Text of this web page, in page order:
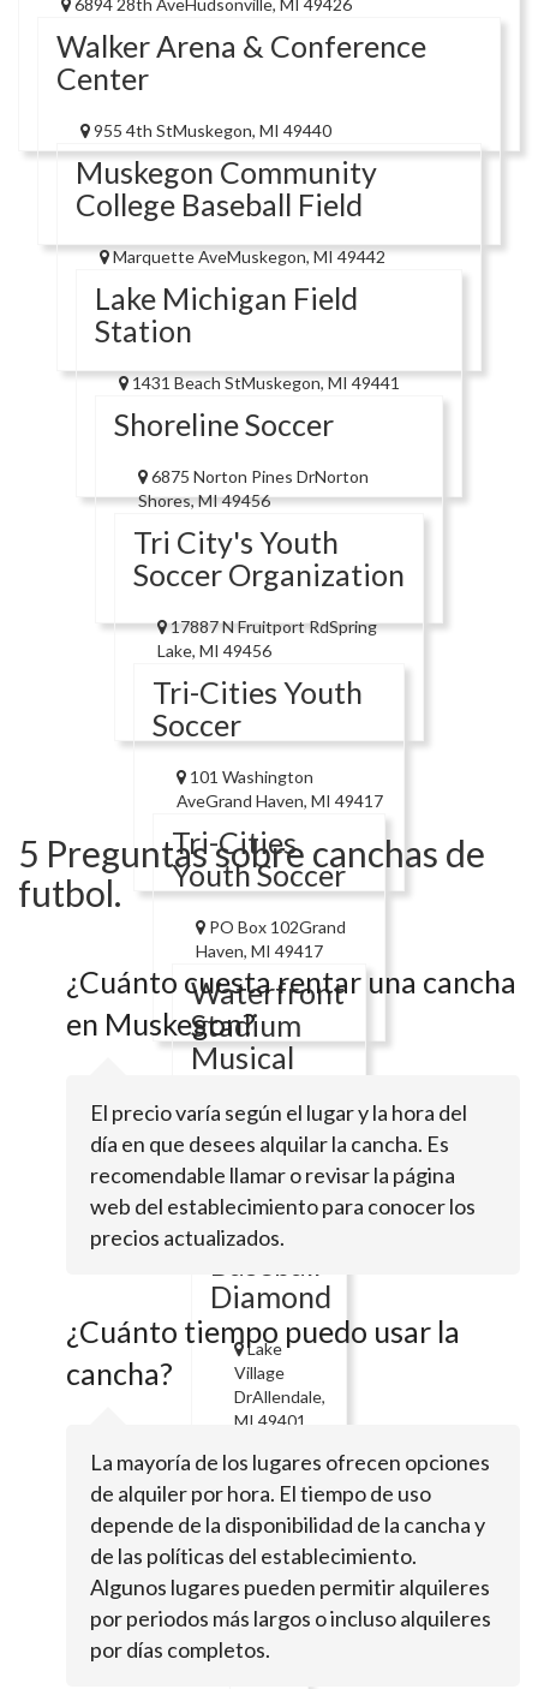
6894 28th AveHudsonville, MI 49426
Walker Arena & Conference
Center
955 4th StMuskegon, MI 49440
Muskegon Community
College Baseball Field
Marquette AveMuskegon, MI 49442
Lake Michigan Field
Station
1431 Beach StMuskegon, MI 49441
Shoreline Soccer
6875 Norton Pines DrNorton
Shores, MI 49456
Tri City's Youth
Soccer Organization
17887 N Fruitport RdSpring
Lake, MI 49456
Tri-Cities Youth
Soccer
101 Washington
AveGrand Haven, MI 49417
Tri-Cities
Youth Soccer
PO Box 102Grand
Haven, MI 49417
Waterfront
Stadium
Musical
1 N Harbor
DrGrand Haven,
MI 49417
Laker
Diamond
Lake
Village
DrAllendale,
MI 49401
Berlin
Raceway
2060
Berlin
Fair
DrMarne,
MI
5 Preguntas sobre canchas de
futbol.
¿Cuánto cuesta rentar una cancha
en Muskegon?
El precio varía según el lugar y la hora del
día en que desees alquilar la cancha. Es
recomendable llamar o revisar la página
web del establecimiento para conocer los
precios actualizados.
¿Cuánto tiempo puedo usar la
cancha?
La mayoría de los lugares ofrecen opciones
de alquiler por hora. El tiempo de uso
depende de la disponibilidad de la cancha y
de las políticas del establecimiento.
Algunos lugares pueden permitir alquileres
por periodos más largos o incluso alquileres
por días completos.